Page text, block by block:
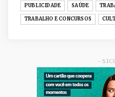
Junho
Junho
Celina Leão vira a
PUBLICIDADE SAÚDE
TRABALHO E CONCURSOS
-